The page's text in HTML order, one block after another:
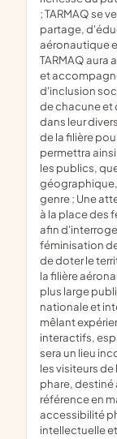
; TARMAQ se
partage,
aéronautique
TARMAQ aura
et
d'inclusion
de chacune et
dans leur
de la filière
permettra
les publics,
genre ; Une
à la place des
afin
féminisation
de doter le
la filière
plus large
nationale et
mêlant
interactifs,
sera un lieu
les visiteurs
phare, destiné
référence en
accessibilité
intellectuelle